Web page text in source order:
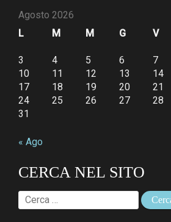
Agosto 2026
L
M M G V
3
4 5 6 7
10
11 12 13 14
17
18 19 20 21
24
25 26 27 28
31
« Ago
CERCA NEL SITO
Ricerca
per: